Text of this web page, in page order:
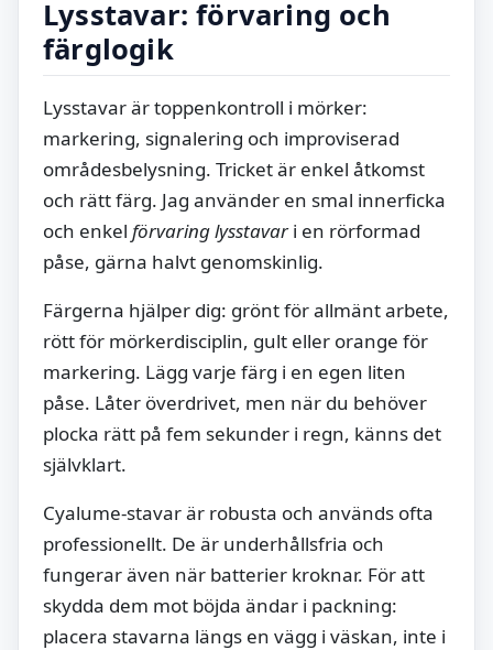
Lysstavar: förvaring och
färglogik
Lysstavar är toppenkontroll i mörker:
markering, signalering och improviserad
områdesbelysning. Tricket är enkel åtkomst
och rätt färg. Jag använder en smal innerficka
och enkel förvaring lysstavari en rörformad
påse, gärna halvt genomskinlig.
Färgerna hjälper dig: grönt för allmänt arbete,
rött för mörkerdisciplin, gult eller orange för
markering. Lägg varje färg i en egen liten
påse. Låter överdrivet, men när du behöver
plocka rätt på fem sekunder i regn, känns det
självklart.
Cyalume-stavar är robusta och används ofta
professionellt. De är underhållsfria och
fungerar även när batterier kroknar. För att
skydda dem mot böjda ändar i packning:
placera stavarna längs en vägg i väskan, inte i